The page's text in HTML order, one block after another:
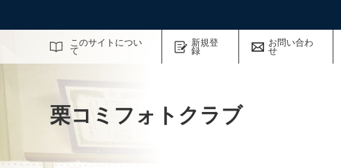
このサイトについ
て
新規登
録
お問い合わ
せ
サイト内検索
栗コミフォトクラブ